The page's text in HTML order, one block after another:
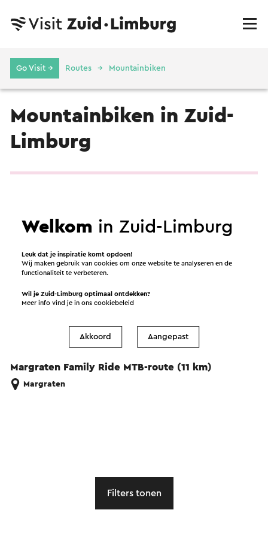
Go Visit → Routes Mountainbiken
Mountainbiken in Zuid-
Limburg
Margraten Family Ride MTB-route (11 km)
Margraten
Filters tonen
Welkom in Zuid-Limburg
Leuk dat je inspiratie komt opdoen!
Wij maken gebruik van cookies om onze website te analyseren en de
functionaliteit te verbeteren.
Wil je Zuid-Limburg optimaal ontdekken?
Meer info vind je in onscookiebeleid
Akkoord Aangepast